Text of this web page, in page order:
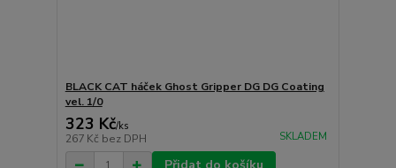
BLACK CAT háček Ghost Gripper DG DG Coating
vel. 1/0
323 Kč/ks
267 Kč bez DPH SKLADEM